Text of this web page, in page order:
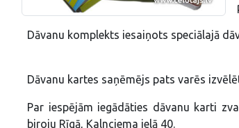
Dāvanu komplekts iesaiņots speciālajā
Dāvanu kartes saņēmējs pats varēs
Par iespējām iegādāties dāvanu karti
biroju Rīgā, Kalnciema ielā 40.